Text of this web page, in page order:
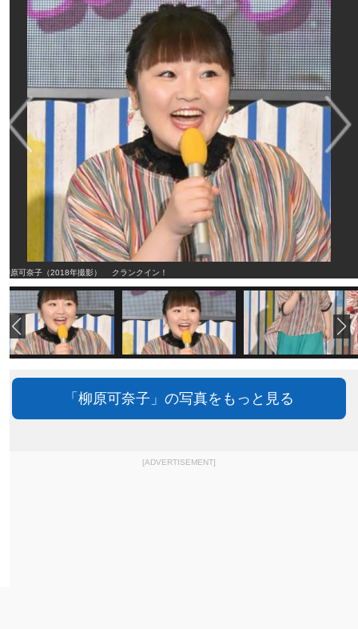
柳原可奈子（2018年撮影） クランクイン！
「柳原可奈子」の写真をもっと見る
[ADVERTISEMENT]